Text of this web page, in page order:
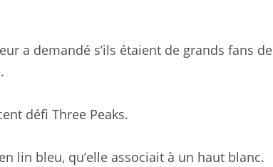
a demandé s’ils étaient de grands fans de
défi Three Peaks.
lin bleu, qu’elle associait à un haut blanc.